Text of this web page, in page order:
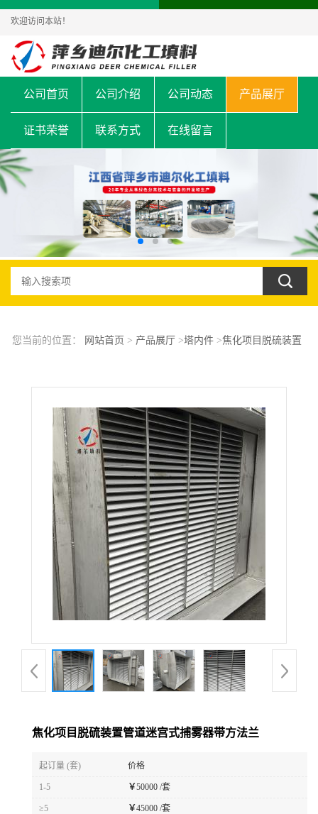
欢迎访问本站！
公司首页 公司介绍 公司动态 产品展厅
证书荣誉 联系方式 在线留言
您当前的位置： 网站首页 > 产品展厅>塔内件>焦化项目脱硫装置
焦化项目脱硫装置管道迷宫式捕雾器带方法兰
起订量 (套) 价格
1-5 ￥50000 /套
≥5 ￥45000 /套